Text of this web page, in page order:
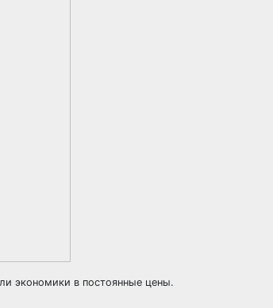
экономики в постоянные цены.